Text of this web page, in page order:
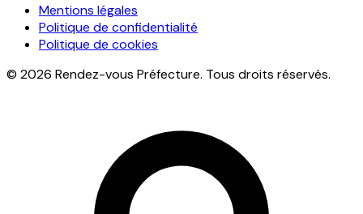
Mentions légales
Politique de confidentialité
Politique de cookies
© 2026 Rendez-vous Préfecture. Tous droits réservés.